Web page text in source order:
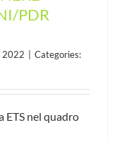
PDR
2022 | Categories:
ETS nel quadro